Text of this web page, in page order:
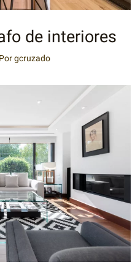
de interiores
gcruzado